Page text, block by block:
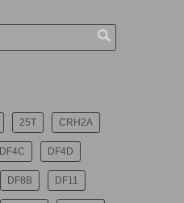
25T CRH2A
DF4C DF4D
DF8B DF11